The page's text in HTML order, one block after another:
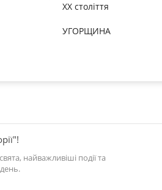
XX століття
УГОРЩИНА
найважливіші події та